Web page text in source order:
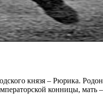
князя – Рюрика.
конницы, мать